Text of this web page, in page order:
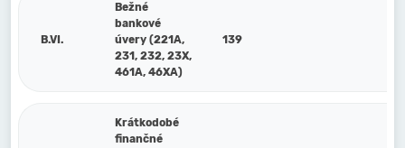
B.VI.
Bežné
bankové
úvery (221A,
231, 232, 23X,
461A, 46XA)
139
Krátkodobé
finančné